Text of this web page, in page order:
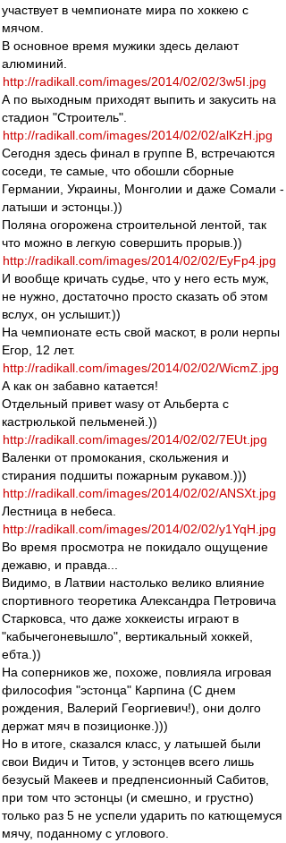
участвует в чемпионате мира по хоккею с
мячом.
В основное время мужики здесь делают
алюминий.
http://radikall.com/images/2014/02/02/3w5I.jpg
А по выходным приходят выпить и закусить на
стадион "Строитель".
http://radikall.com/images/2014/02/02/alKzH.jpg
Сегодня здесь финал в группе B, встречаются
соседи, те самые, что обошли сборные
Германии, Украины, Монголии и даже Сомали -
латыши и эстонцы.))
Поляна огорожена строительной лентой, так
что можно в легкую совершить прорыв.))
http://radikall.com/images/2014/02/02/EyFp4.jpg
И вообще кричать судье, что у него есть муж,
не нужно, достаточно просто сказать об этом
вслух, он услышит.))
На чемпионате есть свой маскот, в роли нерпы
Егор, 12 лет.
http://radikall.com/images/2014/02/02/WicmZ.jpg
А как он забавно катается!
Отдельный привет wasy от Альберта с
кастрюлькой пельменей.))
http://radikall.com/images/2014/02/02/7EUt.jpg
Валенки от промокания, скольжения и
стирания подшиты пожарным рукавом.)))
http://radikall.com/images/2014/02/02/ANSXt.jpg
Лестница в небеса.
http://radikall.com/images/2014/02/02/y1YqH.jpg
Во время просмотра не покидало ощущение
дежавю, и правда...
Видимо, в Латвии настолько велико влияние
спортивного теоретика Александра Петровича
Старковса, что даже хоккеисты играют в
"кабычегоневышло", вертикальный хоккей,
ебта.))
На соперников же, похоже, повлияла игровая
философия "эстонца" Карпина (С днем
рождения, Валерий Георгиевич!), они долго
держат мяч в позиционке.)))
Но в итоге, сказался класс, у латышей были
свои Видич и Титов, у эстонцев всего лишь
безусый Макеев и предпенсионный Сабитов,
при том что эстонцы (и смешно, и грустно)
только раз 5 не успели ударить по катющемуся
мячу, поданному с углового.